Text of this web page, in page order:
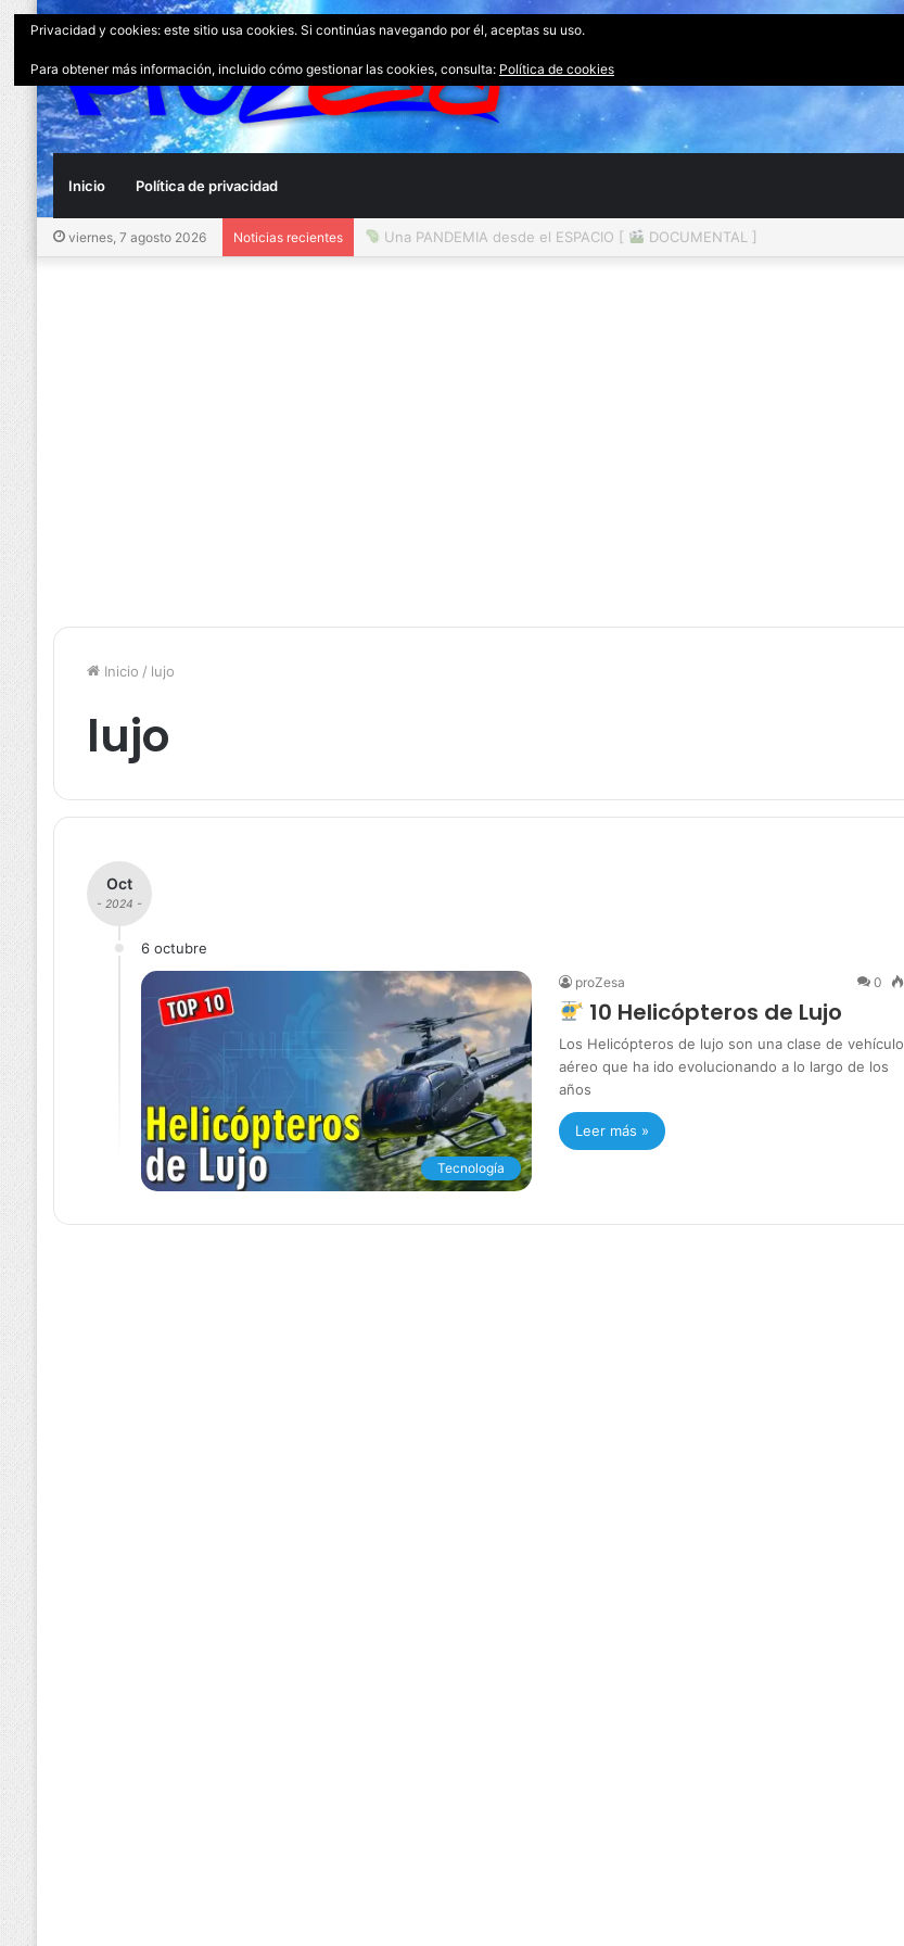
Inicio Política de privacidad
viernes, 7 agosto 2026 Noticias recientes Una PANDEMIA desde el ESPACIO [ DOCUMENTAL ]
Inicio / lujo
lujo
Oct
- 2024 -
6 octubre
Tecnología
proZesa 0
10 Helicópteros de Lujo
Los Helicópteros de lujo son una clase de vehículo
aéreo que ha ido evolucionando a lo largo de los
años
Leer más »
Privacidad y cookies: este sitio usa cookies. Si continúas navegando por él, aceptas su uso.
Para obtener más información, incluido cómo gestionar las cookies, consulta: Política de cookies